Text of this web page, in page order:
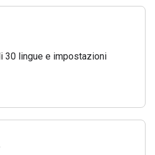
30 lingue e impostazioni